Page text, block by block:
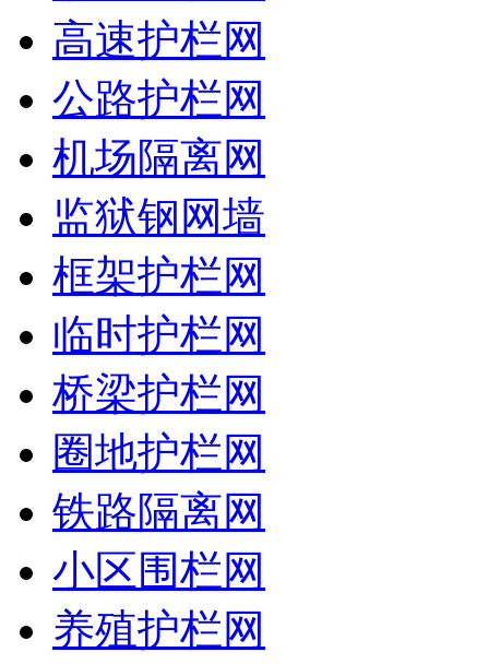
高速护栏网
公路护栏网
机场隔离网
监狱钢网墙
框架护栏网
临时护栏网
桥梁护栏网
圈地护栏网
铁路隔离网
小区围栏网
养殖护栏网